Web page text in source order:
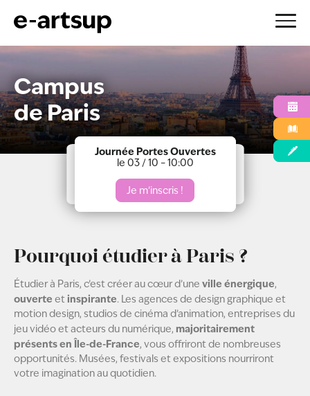
Aller
contenu
Campus
de Paris
Journée Portes Ouvertes
le 03 / 10 – 10:00
Je m’inscris !
Pourquoi étudier à Paris ?
Étudier à Paris, c’est créer au cœur d’une ville énergique,
ouverte et inspirante. Les agences de design graphique et
motion design, studios de cinéma d’animation, entreprises du
jeu vidéo et acteurs du numérique, majoritairement
présents en Île-de-France, vous offriront de nombreuses
opportunités. Musées, festivals et expositions nourriront
votre imagination au quotidien.